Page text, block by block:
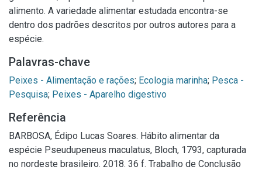
alimento. A variedade alimentar estudada encontra-se
dentro dos padrões descritos por outros autores para a
espécie.
Palavras-chave
Peixes - Alimentação e rações; Ecologia marinha; Pesca -
Pesquisa; Peixes - Aparelho digestivo
Referência
BARBOSA, Édipo Lucas Soares. Hábito alimentar da
espécie Pseudupeneus maculatus, Bloch, 1793, capturada
no nordeste brasileiro. 2018. 36 f. Trabalho de Conclusão